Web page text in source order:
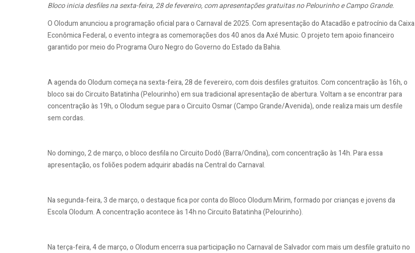
Bloco inicia desfiles na sexta-feira, 28 de fevereiro, com apresentações gratuitas no Pelourinho e Campo Grande.
O Olodum anunciou a programação oficial para o Carnaval de 2025. Com apresentação do Atacadão e patrocínio da Caixa
Econômica Federal, o evento integra as comemorações dos 40 anos da Axé Music. O projeto tem apoio financeiro
garantido por meio do Programa Ouro Negro do Governo do Estado da Bahia.
A agenda do Olodum começa na sexta-feira, 28 de fevereiro, com dois desfiles gratuitos. Com concentração às 16h, o
bloco sai do Circuito Batatinha (Pelourinho) em sua tradicional apresentação de abertura. Voltam a se encontrar para
concentração às 19h, o Olodum segue para o Circuito Osmar (Campo Grande/Avenida), onde realiza mais um desfile
sem cordas.
No domingo, 2 de março, o bloco desfila no Circuito Dodô (Barra/Ondina), com concentração às 14h. Para essa
apresentação, os foliões podem adquirir abadás na Central do Carnaval.
Na segunda-feira, 3 de março, o destaque fica por conta do Bloco Olodum Mirim, formado por crianças e jovens da
Escola Olodum. A concentração acontece às 14h no Circuito Batatinha (Pelourinho).
Na terça-feira, 4 de março, o Olodum encerra sua participação no Carnaval de Salvador com mais um desfile gratuito no